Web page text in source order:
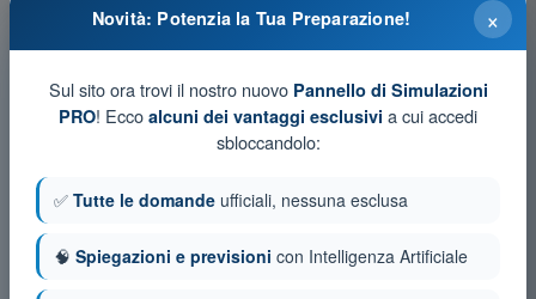
×
Novità: Potenzia la Tua Preparazione!
Sul sito ora trovi il nostro nuovo Pannello di Simulazioni
PRO! Ecco alcuni dei vantaggi esclusivi a cui accedi
sbloccandolo:
✅ Tutte le domande ufficiali, nessuna esclusa
🧠 Spiegazioni e previsioni con Intelligenza Artificiale